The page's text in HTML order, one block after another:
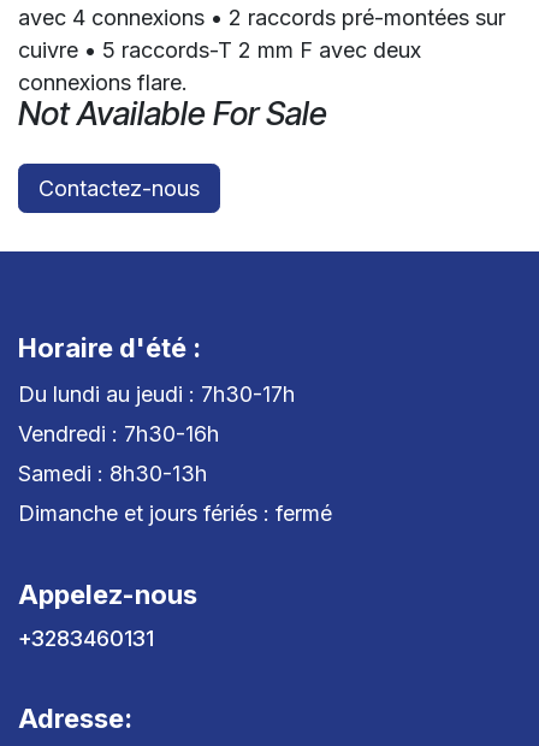
avec 4 connexions • 2 raccords pré-montées sur
cuivre • 5 raccords-T 2 mm F avec deux
connexions flare.
Not Available For Sale
Contactez-nous
Horaire d'été :
Du lundi au jeudi : 7h30-17h
Vendredi : 7h30-16h
Samedi : 8h30-13h
Dimanche et jours fériés : fermé
Appelez-nous
+3283460131
Adresse: